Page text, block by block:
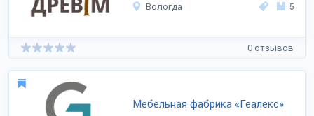
Вологда 5
0 отзывов
Мебельная фабрика «Геалекс»